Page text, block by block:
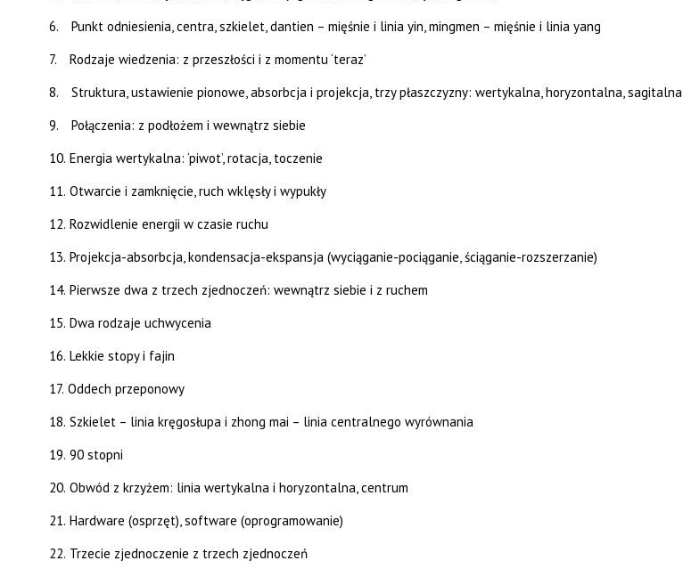
6.
Punkt odniesienia, centra, szkielet, dantien – mięśnie i linia yin, mingmen – mięśnie i linia yang
7.
Rodzaje wiedzenia: z przeszłości i z momentu ‘teraz’
8.
Struktura, ustawienie pionowe, absorbcja i projekcja, trzy płaszczyzny: wertykalna, horyzontalna, sagitalna
9.
Połączenia: z podłożem i wewnątrz siebie
10. Energia wertykalna: ‘piwot’, rotacja, toczenie
11. Otwarcie i zamknięcie, ruch wklęsły i wypukły
12. Rozwidlenie energii w czasie ruchu
13. Projekcja-absorbcja, kondensacja-ekspansja (wyciąganie-pociąganie, ściąganie-rozszerzanie)
14. Pierwsze dwa z trzech zjednoczeń: wewnątrz siebie i z ruchem
15. Dwa rodzaje uchwycenia
16. Lekkie stopy i fajin
17. Oddech przeponowy
18. Szkielet – linia kręgosłupa i zhong mai – linia centralnego wyrównania
19. 90 stopni
20. Obwód z krzyżem: linia wertykalna i horyzontalna, centrum
21. Hardware (osprzęt), software (oprogramowanie)
22. Trzecie zjednoczenie z trzech zjednoczeń